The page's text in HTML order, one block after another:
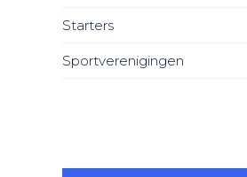
Starters
Sportverenigingen